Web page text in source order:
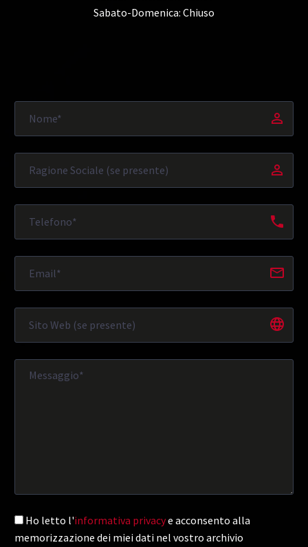
Sabato-Domenica: Chiuso
Ho letto l'informativa privacye acconsento alla
memorizzazione dei miei dati nel vostro archivio